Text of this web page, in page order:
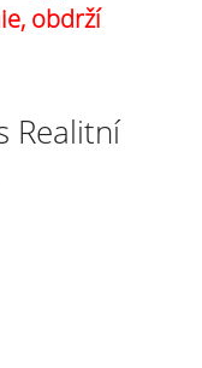
obdrží
Realitní